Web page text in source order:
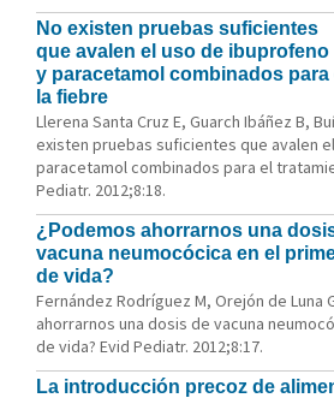
No existen pruebas suficientes
que avalen el uso de ibuprofeno
y paracetamol combinados
la fiebre
Llerena Santa Cruz E, Guarch Ibáñez B,
existen pruebas suficientes que avalen
paracetamol combinados para el
Pediatr. 2012;8:18.
¿Podemos ahorrarnos una
vacuna neumocócica en el
de vida?
Fernández Rodríguez M, Orejón de Luna
ahorrarnos una dosis de vacuna
de vida? Evid Pediatr. 2012;8:17.
La introducción precoz de